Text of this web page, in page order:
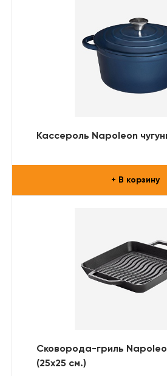
Кассероль Napoleon
+ В корзину
Сковорода-гриль
(25х25 см.)